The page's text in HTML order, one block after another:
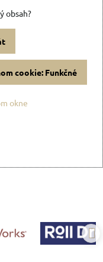
obsah?
cookie: Funkčné
okne